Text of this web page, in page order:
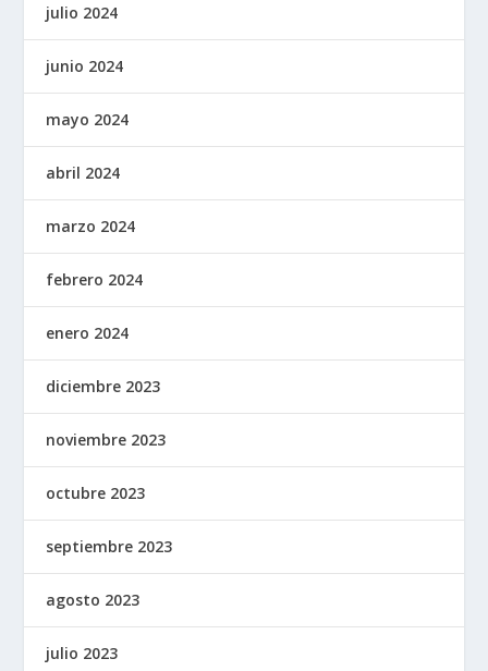
julio 2024
junio 2024
mayo 2024
abril 2024
marzo 2024
febrero 2024
enero 2024
diciembre 2023
noviembre 2023
octubre 2023
septiembre 2023
agosto 2023
julio 2023